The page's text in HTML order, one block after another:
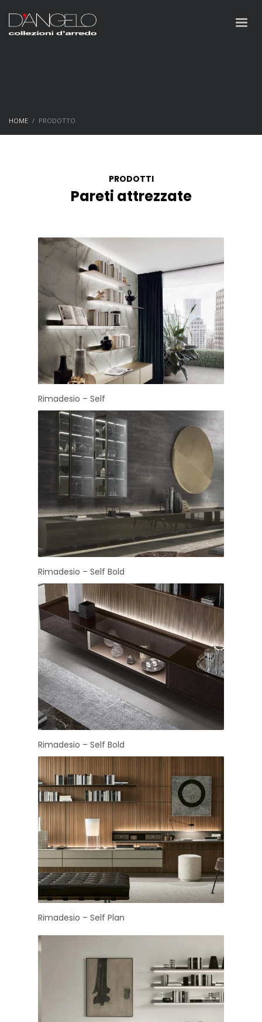
HOME PRODOTTO
PRODOTTI
Pareti attrezzate
Rimadesio – Self
Rimadesio – Self Bold
Rimadesio – Self Bold
Rimadesio – Self Plan